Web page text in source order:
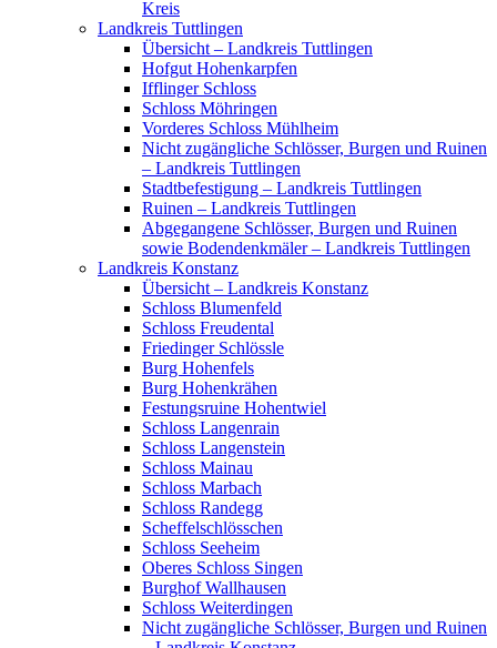
Kreis
Landkreis Tuttlingen
Übersicht – Landkreis Tuttlingen
Hofgut Hohenkarpfen
Ifflinger Schloss
Schloss Möhringen
Vorderes Schloss Mühlheim
Nicht zugängliche Schlösser, Burgen und Ruinen
– Landkreis Tuttlingen
Stadtbefestigung – Landkreis Tuttlingen
Ruinen – Landkreis Tuttlingen
Abgegangene Schlösser, Burgen und Ruinen
sowie Bodendenkmäler – Landkreis Tuttlingen
Landkreis Konstanz
Übersicht – Landkreis Konstanz
Schloss Blumenfeld
Schloss Freudental
Friedinger Schlössle
Burg Hohenfels
Burg Hohenkrähen
Festungsruine Hohentwiel
Schloss Langenrain
Schloss Langenstein
Schloss Mainau
Schloss Marbach
Schloss Randegg
Scheffelschlösschen
Schloss Seeheim
Oberes Schloss Singen
Burghof Wallhausen
Schloss Weiterdingen
Nicht zugängliche Schlösser, Burgen und Ruinen